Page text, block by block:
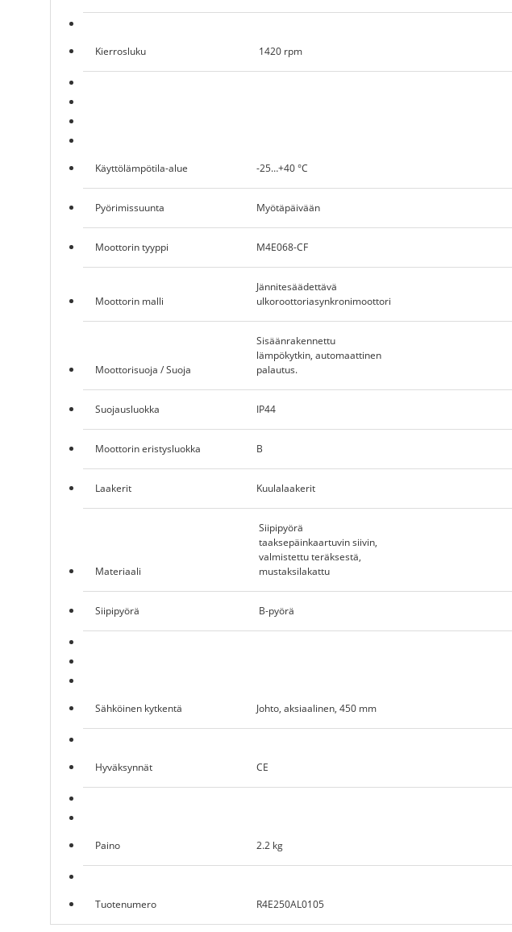
Kierrosluku 1420 rpm
Käyttölämpötila-alue -25…+40 °C
Pyörimissuunta Myötäpäivään
Moottorin tyyppi M4E068-CF
Moottorin malli
Jännitesäädettävä
ulkoroottoriasynkronimoottori
Moottorisuoja / Suoja
Sisäänrakennettu
lämpökytkin, automaattinen
palautus.
Suojausluokka IP44
Moottorin eristysluokka B
Laakerit Kuulalaakerit
Materiaali
Siipipyörä
taaksepäinkaartuvin siivin,
valmistettu teräksestä,
mustaksilakattu
Siipipyörä B-pyörä
Sähköinen kytkentä Johto, aksiaalinen, 450 mm
Hyväksynnät CE
Paino 2.2 kg
Tuotenumero R4E250AL0105